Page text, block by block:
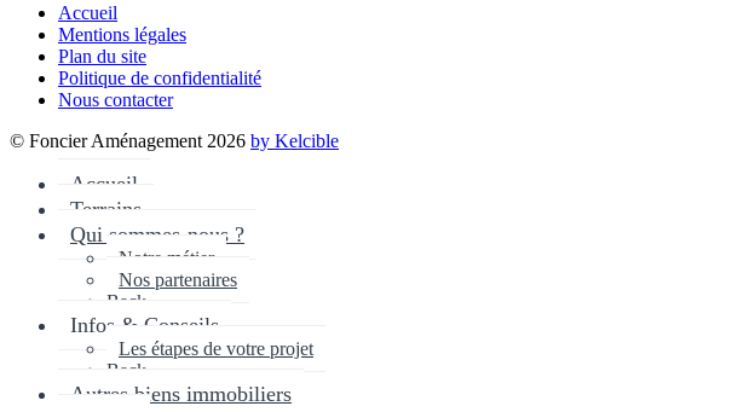
Accueil
Mentions légales
Plan du site
Politique de confidentialité
Nous contacter
© Foncier Aménagement 2026 by Kelcible
Accueil
Terrains
Qui sommes-nous ?
Notre métier
Nos partenaires
Back
Infos & Conseils
Les étapes de votre projet
Back
Autres biens immobiliers